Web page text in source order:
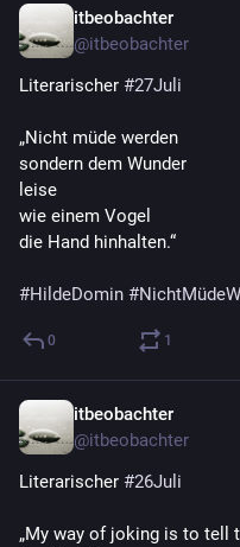
itbeobachter
@itbeobachter
Literarischer #27Juli
„Nicht müde werden
sondern dem Wunder
leise
wie einem Vogel
die Hand hinhalten.“
#HildeDomin #
0 1
itbeobachter
@itbeobachter
Literarischer #26Juli
„My way of joking is to tell